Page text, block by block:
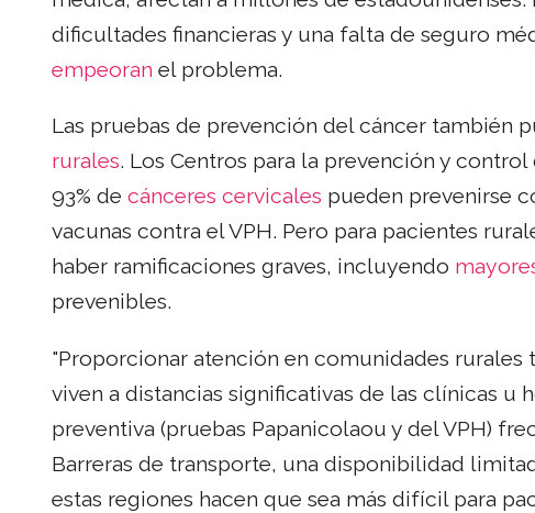
dificultades financieras y una falta de seguro
empeoran el problema.
Las pruebas de prevención del cáncer también
rurales. Los Centros para la prevención y
93% de cánceres cervicales pueden prevenirse
vacunas contra el VPH. Pero para pacientes
haber ramificaciones graves, incluyendo
prevenibles.
"Proporcionar atención en comunidades
viven a distancias significativas de las clínicas
preventiva (pruebas Papanicolaou y del VPH)
Barreras de transporte, una disponibilidad
estas regiones hacen que sea más difícil para